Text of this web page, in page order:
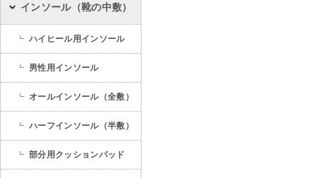
インソール（靴の中敷）
ハイヒール用インソール
男性用インソール
オールインソール（全敷）
ハーフインソール（半敷）
部分用クッションパッド